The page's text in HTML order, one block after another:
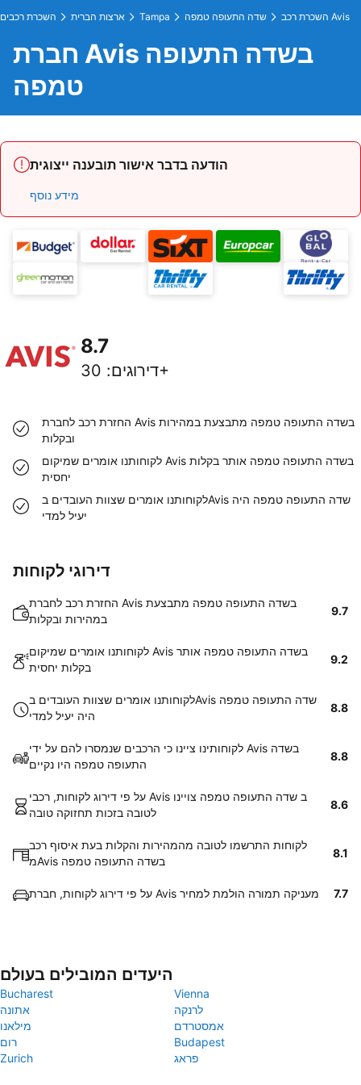
השכרת רכבים ארצות הברית Tampa שדה התעופה טמפה השכרת רכב Avis
חברת Avis בשדה התעופה
טמפה
הודעה בדבר אישור תובענה ייצוגית
מידע נוסף
8.7
דירוגים: 30+
החזרת רכב לחברת Avis בשדה התעופה טמפה מתבצעת במהירות
ובקלות
לקוחותנו אומרים שמיקום Avis בשדה התעופה טמפה אותר בקלות
יחסית
לקוחותנו אומרים שצוות העובדים בAvis שדה התעופה טמפה היה
יעיל למדי
דירוגי לקוחות
החזרת רכב לחברת Avis בשדה התעופה טמפה מתבצעת
במהירות ובקלות
9.7
לקוחותנו אומרים שמיקום Avis בשדה התעופה טמפה אותר
בקלות יחסית
9.2
לקוחותנו אומרים שצוות העובדים בAvis שדה התעופה טמפה
היה יעיל למדי
8.8
לקוחותינו ציינו כי הרכבים שנמסרו להם על ידי Avis בשדה
התעופה טמפה היו נקיים
8.8
על פי דירוג לקוחות, רכבי Avis ב שדה התעופה טמפה צויינו
לטובה בזכות תחזוקה טובה
8.6
לקוחות התרשמו לטובה מהמהירות והקלות בעת איסוף רכב
מAvis בשדה התעופה טמפה
8.1
על פי דירוג לקוחות, חברת Avis מעניקה תמורה הולמת למחיר 7.7
היעדים המובילים בעולם
Bucharest
Vienna
אתונה
לרנקה
מילאנו
אמסטרדם
רום
Budapest
Zurich
פראג